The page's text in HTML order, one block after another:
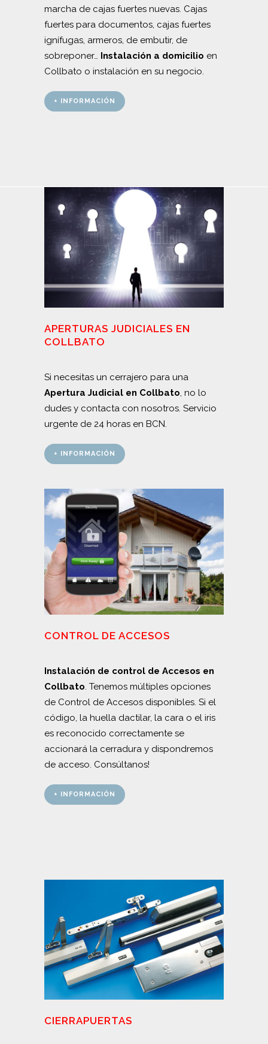
marcha de cajas fuertes nuevas. Cajas
fuertes para documentos, cajas fuertes
ignífugas, armeros, de embutir, de
sobreponer… Instalación a domicilio en
Collbato o instalación en su negocio.
+ INFORMACIÓN
APERTURAS JUDICIALES EN
COLLBATO
Si necesitas un cerrajero para una
Apertura Judicial en Collbato , no lo
dudes y contacta con nosotros. Servicio
urgente de 24 horas en BCN.
+ INFORMACIÓN
CONTROL DE ACCESOS
Instalación de control de Accesos en
Collbato . Tenemos múltiples opciones
de Control de Accesos disponibles. Si el
código, la huella dactilar, la cara o el iris
es reconocido correctamente se
accionará la cerradura y dispondremos
de acceso. Consúltanos!
+ INFORMACIÓN
CIERRAPUERTAS